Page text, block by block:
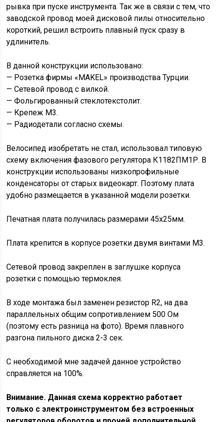
рывка при пуске инструмента. Так же в связи с тем, что
заводской провод моей дисковой пилы относительно
короткий, решил встроить плавный пуск сразу в
удлинитель.
В данной конструкции использовано:
— Розетка фирмы «MAKEL» производства Турции.
— Сетевой провод с вилкой.
— Фольгированный стеклотекстолит.
— Крепеж М3.
— Радиодетали согласно схемы.
Велосипед изобретать не стал, использовал типовую
схему включения фазового регулятора К1182ПМ1Р. В
конструкции использованы низкопрофильные
конденсаторы от старых видеокарт. Поэтому плата
удобно размещается в указанной модели розетки.
Печатная плата получилась размерами 45х25мм.
Плата крепится в корпусе розетки двумя винтами М3.
Сетевой провод закреплен в заглушке корпуса
розетки с помощью термоклея.
В ходе монтажа был заменен резистор R2, на два
параллельных общим сопротивлением 500 Ом
(поэтому есть разница на фото). Время плавного
разгона пильного диска 2-3 сек.
С необходимой мне задачей данное устройство
справляется на 100%.
Внимание. Данная схема корректно работает
только с электроинструментом без встроенных